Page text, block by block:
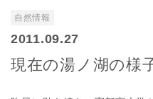
自然情報
2011.09.27
現在の湯ノ湖の様